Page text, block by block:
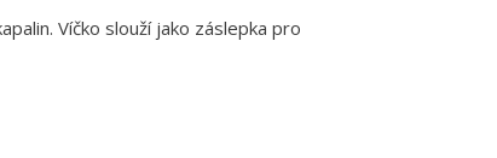
Víčko slouží jako záslepka pro